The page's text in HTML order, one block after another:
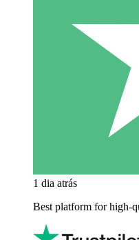
1 dia atrás
Best platform for high-